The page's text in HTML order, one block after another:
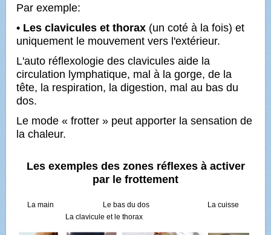
Par exemple:
• Les clavicules et thorax (un coté à la fois) et
uniquement le mouvement vers l'extérieur.
L'auto réflexologie des clavicules aide la
circulation lymphatique, mal à la gorge, de la
tête, la respiration, la digestion, mal au bas du
dos.
Le mode « frotter » peut apporter la sensation de
la chaleur.
Les exemples des zones réflexes à activer
par le frottement
La main Le bas du dos La cuisse
La clavicule et le thorax